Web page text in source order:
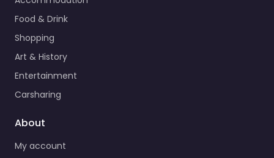
Food & Drink
Shopping
Art & History
Entertainment
Carsharing
About
My account